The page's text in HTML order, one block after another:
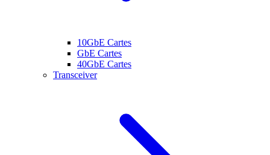
10GbE Cartes
GbE Cartes
40GbE Cartes
Transceiver